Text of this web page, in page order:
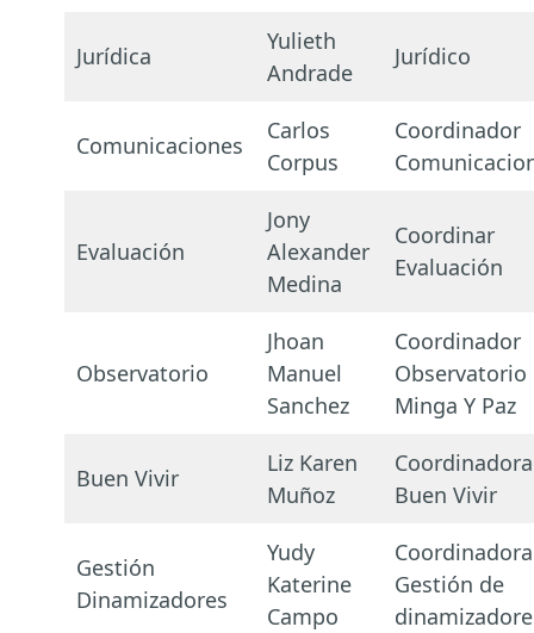
Jurídica
Yulieth
Andrade
Jurídico
Comunicaciones
Carlos
Corpus
Coordinador
Evaluación
Jony
Alexander
Medina
Coordinar
Evaluación
Observatorio
Jhoan
Manuel
Sanchez
Coordinador
Observatorio
Minga Y Paz
Buen Vivir
Liz Karen
Muñoz
Coordinadora
Buen Vivir
Gestión
Dinamizadores
Yudy
Katerine
Campo
Coordinadora
Gestión de